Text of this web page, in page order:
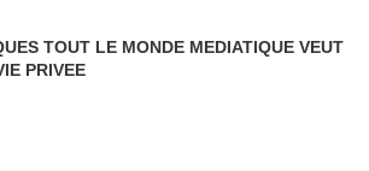
TOUT LE MONDE MEDIATIQUE VEUT
PRIVEE